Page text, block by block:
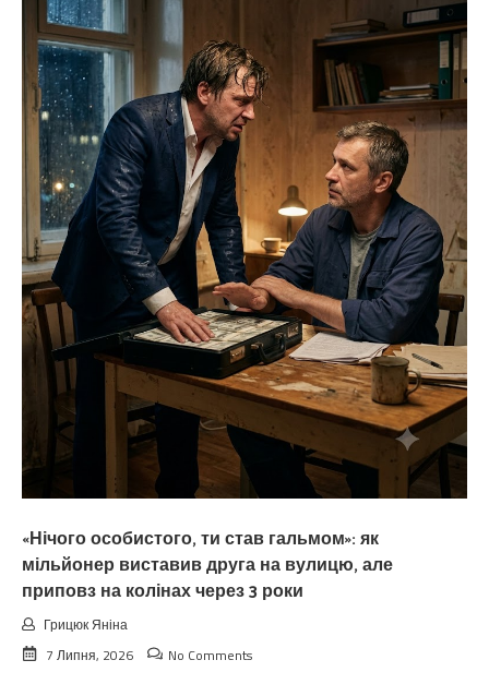
«Нічого особистого, ти став гальмом»: як
мільйонер виставив друга на вулицю, але
приповз на колінах через 3 роки
Грицюк Яніна
7 Липня, 2026
No Comments